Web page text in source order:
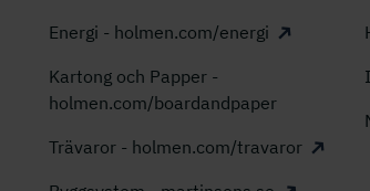
Energi - holmen.com/energi
Kartong och Papper -
holmen.com/boardandpaper
Trävaror - holmen.com/travaror